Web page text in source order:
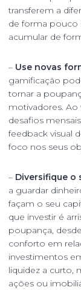
transferem a
de forma pouco
acumular de
– Use novas
gamificação
tornar a
motivadores.
desafios
feedback visual
foco nos seus
– Diversifique o
a guardar
façam o seu
que investir é
poupança,
conforto em
investimentos
liquidez a curto,
ações ou